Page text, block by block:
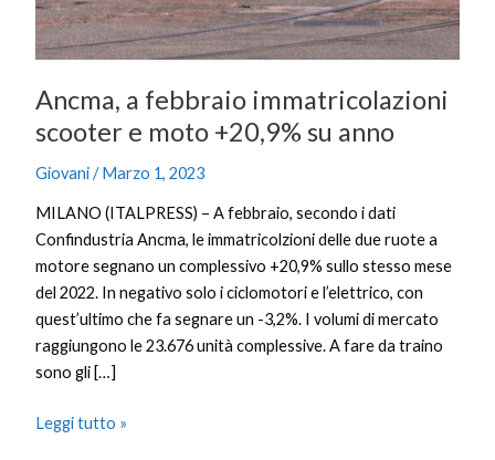
Ancma, a febbraio immatricolazioni
scooter e moto +20,9% su anno
Giovani/Marzo 1, 2023
MILANO (ITALPRESS) – A febbraio, secondo i dati
Confindustria Ancma, le immatricolzioni delle due ruote a
motore segnano un complessivo +20,9% sullo stesso mese
del 2022. In negativo solo i ciclomotori e l’elettrico, con
quest’ultimo che fa segnare un -3,2%. I volumi di mercato
raggiungono le 23.676 unità complessive. A fare da traino
sono gli […]
anno
Leggi tutto »